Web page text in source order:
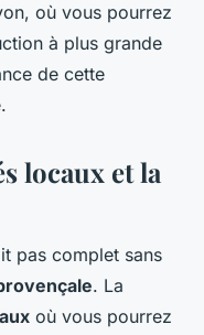
où vous pourrez
à plus grande
de cette
locaux et la
pas complet sans
. La
où vous pourrez